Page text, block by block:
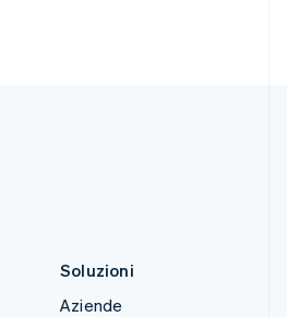
Soluzioni
Aziende